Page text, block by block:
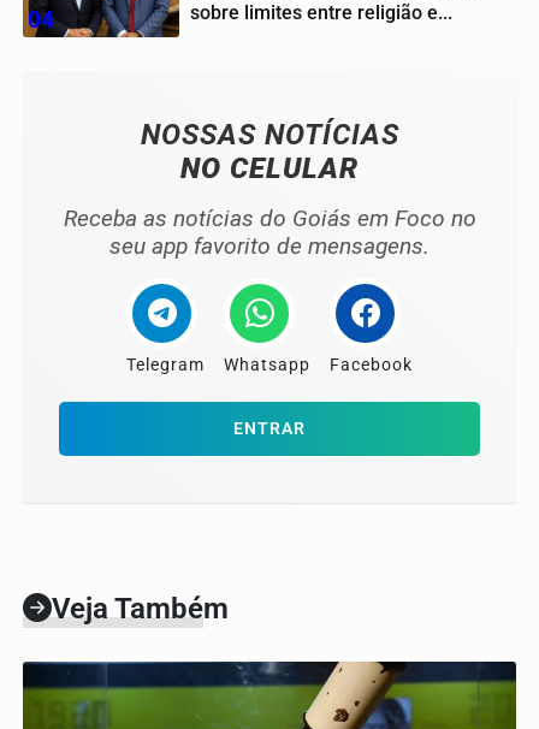
04
sobre limites entre religião e...
NOSSAS NOTÍCIAS
NO CELULAR
Receba as notícias do Goiás em Foco no
seu app favorito de mensagens.
Telegram Whatsapp Facebook
ENTRAR
Veja Também